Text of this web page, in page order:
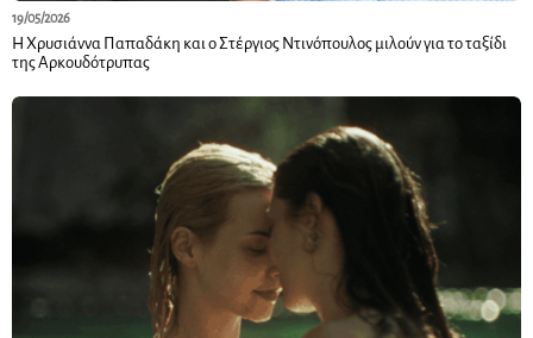
19/05/2026
Η Χρυσιάννα Παπαδάκη και ο Στέργιος Ντινόπουλος μιλούν για το ταξίδι
της Αρκουδότρυπας